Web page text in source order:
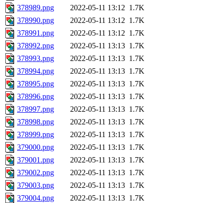
378989.png
2022-05-11 13:12 1.7K
378990.png
2022-05-11 13:12 1.7K
378991.png
2022-05-11 13:12 1.7K
378992.png
2022-05-11 13:13 1.7K
378993.png
2022-05-11 13:13 1.7K
378994.png
2022-05-11 13:13 1.7K
378995.png
2022-05-11 13:13 1.7K
378996.png
2022-05-11 13:13 1.7K
378997.png
2022-05-11 13:13 1.7K
378998.png
2022-05-11 13:13 1.7K
378999.png
2022-05-11 13:13 1.7K
379000.png
2022-05-11 13:13 1.7K
379001.png
2022-05-11 13:13 1.7K
379002.png
2022-05-11 13:13 1.7K
379003.png
2022-05-11 13:13 1.7K
379004.png
2022-05-11 13:13 1.7K